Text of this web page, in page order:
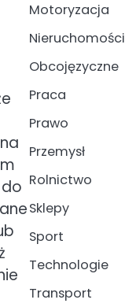
Motoryzacja
Nieruchomości
Obcojęzyczne
Praca
Prawo
Przemysł
Rolnictwo
Sklepy
Sport
Technologie
Transport